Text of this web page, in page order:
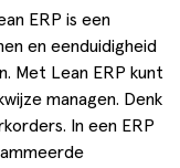
ERP is een
en eenduidigheid
Met Lean ERP kunt
managen. Denk
In een ERP